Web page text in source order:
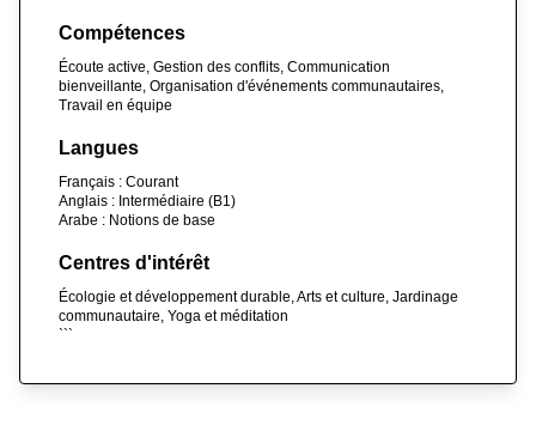
Compétences
Écoute active, Gestion des conflits, Communication
bienveillante, Organisation d'événements communautaires,
Travail en équipe
Langues
Français : Courant
Anglais : Intermédiaire (B1)
Arabe : Notions de base
Centres d'intérêt
Écologie et développement durable, Arts et culture, Jardinage
communautaire, Yoga et méditation
```